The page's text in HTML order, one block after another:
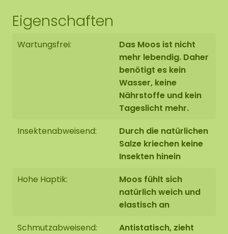
Eigenschaften
Wartungsfrei:
Das Moos ist nicht
mehr lebendig. Daher
benötigt es kein
Wasser, keine
Nährstoffe und kein
Tageslicht mehr.
Insektenabweisend:
Durch die natürlichen
Salze kriechen keine
Insekten hinein
Hohe Haptik:
Moos fühlt sich
natürlich weich und
elastisch an
Schmutzabweisend:
Antistatisch, zieht